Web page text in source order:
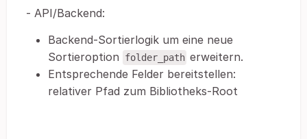
- API/Backend:
Backend-Sortierlogik um eine neue
Sortieroption
folder_path erweitern.
Entsprechende Felder bereitstellen:
relativer Pfad zum Bibliotheks-Root